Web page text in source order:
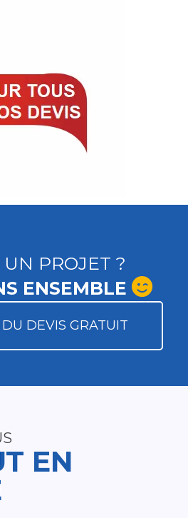
PROJET ?
ENSEMBLE
DEVIS GRATUIT
EN